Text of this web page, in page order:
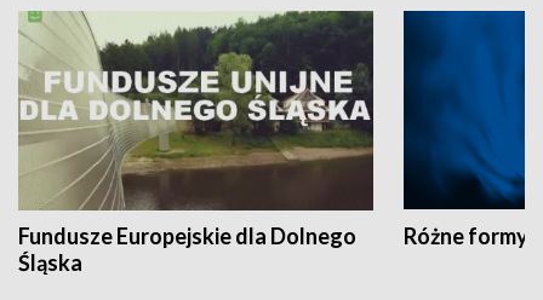
Fundusze Europejskie dla Dolnego
Śląska
Różne formy